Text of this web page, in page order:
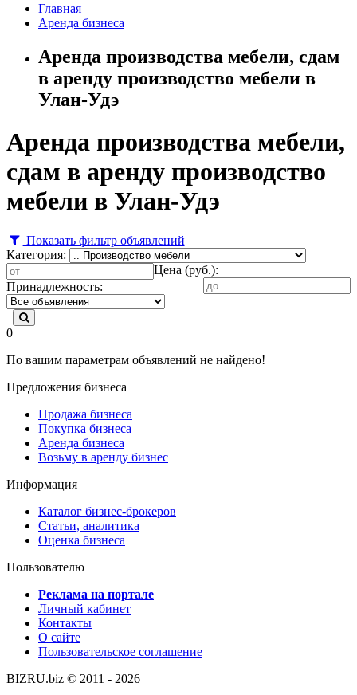
Главная
Аренда бизнеса
Аренда производства мебели, сдам
в аренду производство мебели в
Улан-Удэ
Аренда производства мебели,
сдам в аренду производство
мебели в Улан-Удэ
Показать фильтр объявлений
Категория:
Цена (руб.):
Принадлежность:
0
По вашим параметрам объявлений не найдено!
Предложения бизнеса
Продажа бизнеса
Покупка бизнеса
Аренда бизнеса
Возьму в аренду бизнес
Информация
Каталог бизнес-брокеров
Статьи, аналитика
Оценка бизнеса
Пользователю
Реклама на портале
Личный кабинет
Контакты
О сайте
Пользовательское соглашение
BIZRU.biz © 2011 - 2026